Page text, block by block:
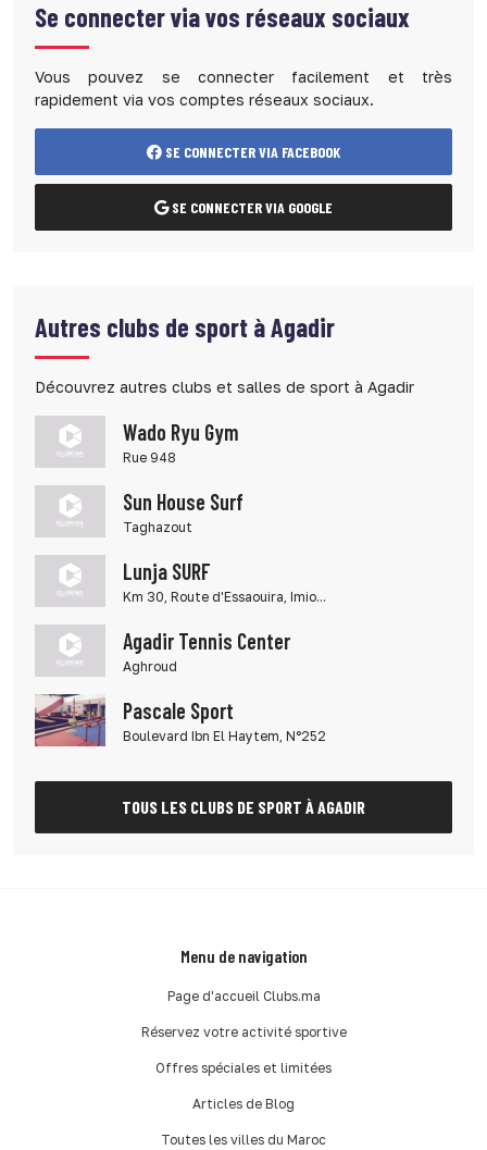
Se connecter via vos réseaux sociaux
Vous pouvez se connecter facilement et très
rapidement via vos comptes réseaux sociaux.
SE CONNECTER VIA FACEBOOK
SE CONNECTER VIA GOOGLE
Autres clubs de sport à Agadir
Découvrez autres clubs et salles de sport à Agadir
Wado Ryu Gym
Rue 948
Sun House Surf
Taghazout
Lunja SURF
Km 30, Route d'Essaouira, Imio...
Agadir Tennis Center
Aghroud
Pascale Sport
Boulevard Ibn El Haytem, N°252
TOUS LES CLUBS DE SPORT À AGADIR
Menu de navigation
Page d'accueil Clubs.ma
Réservez votre activité sportive
Offres spéciales et limitées
Articles de Blog
Toutes les villes du Maroc